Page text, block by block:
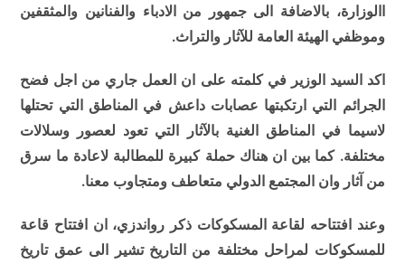
االوزارة، بالاضافة الى جمهور من الادباء والفنانين والمثقفين
وموظفي الهيئة العامة للآثار والتراث.
اكد السيد الوزير في كلمته على ان العمل جاري من اجل فضح
الجرائم التي ارتكبتها عصابات داعش في المناطق التي تحتلها
لاسيما في المناطق الغنية بالآثار التي تعود لعصور وسلالات
مختلفة. كما بين ان هناك حملة كبيرة للمطالبة ﻻعادة ما سرق
من آثار وان المجتمع الدولي متعاطف ومتجاوب معنا.
وعند افتتاحه لقاعة المسكوكات ذكر رواندزي، ان افتتاح قاعة
للمسكوكات لمراحل مختلفة من التاريخ تشير الى عمق تاريخ